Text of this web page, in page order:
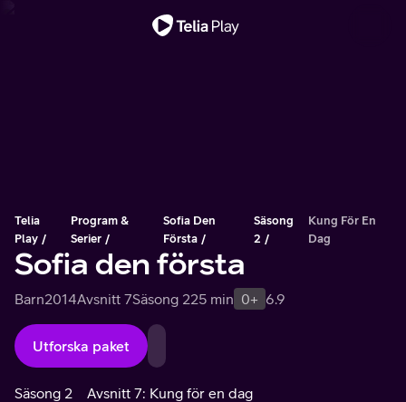
Telia
Play
Program &
Serier
Sofia Den
Första
Säsong
2
Kung För En
Dag
Sofia den första
Barn2014Avsnitt 7Säsong 225 min 0+ 6.9
Utforska paket
Säsong 2 Avsnitt 7: Kung för en dag